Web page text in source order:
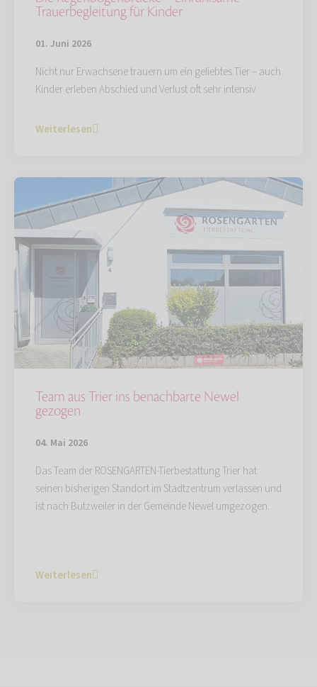
Trauerbegleitung für Kinder
01. Juni 2026
Nicht nur Erwachsene trauern um ein geliebtes Tier – auch
Kinder erleben Abschied und Verlust oft sehr intensiv.
Weiterlesen
Team aus Trier ins benachbarte Newel
gezogen
04. Mai 2026
Das Team der ROSENGARTEN-Tierbestattung Trier hat
seinen bisherigen Standort im Stadtzentrum verlassen und
ist nach Butzweiler in der Gemeinde Newel umgezogen.
Weiterlesen